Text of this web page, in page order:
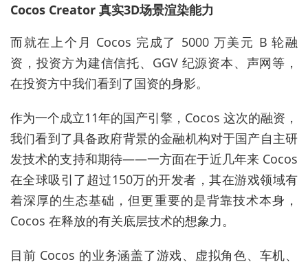
Cocos Creator 真实3D场景渲染能力
而就在上个月 Cocos 完成了 5000 万美元 B 轮融
资，投资方为建信信托、GGV 纪源资本、声网等，
在投资方中我们看到了国资的身影。
作为一个成立11年的国产引擎，Cocos 这次的融资，
我们看到了具备政府背景的金融机构对于国产自主研
发技术的支持和期待——一方面在于近几年来 Cocos
在全球吸引了超过150万的开发者，其在游戏领域有
着深厚的生态基础，但更重要的是背靠技术本身，
Cocos 在释放的有关底层技术的想象力。
目前 Cocos 的业务涵盖了游戏、虚拟角色、车机、